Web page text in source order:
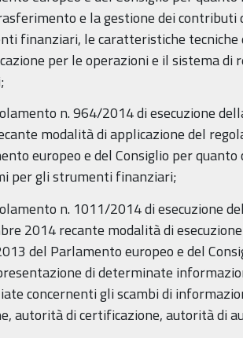
e la gestione dei contributi
finanziari, le caratteristiche
per le operazioni e il sistema
n. 964/2014 di esecuzione
modalità di applicazione del
europeo e del Consiglio per
per gli strumenti finanziari;
n. 1011/2014 di esecuzione
2014 recante modalità di
del Parlamento europeo e del
di determinate
concernenti gli scambi di
autorità di certificazione, autorità di